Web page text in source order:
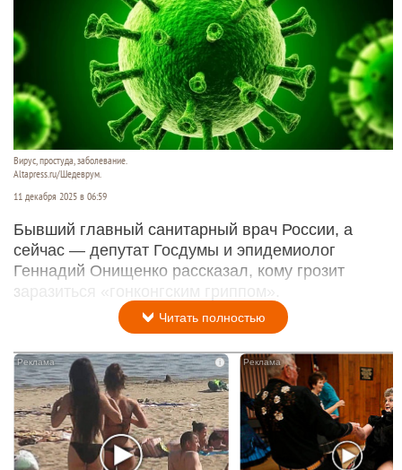
Вирус, простуда, заболевание.
Altapress.ru/Шедеврум.
11 декабря 2025 в 06:59
Бывший главный санитарный врач России, а
сейчас — депутат Госдумы и эпидемиолог
Геннадий Онищенко рассказал, кому грозит
заразиться «гонконгским гриппом».
Читать полностью
i